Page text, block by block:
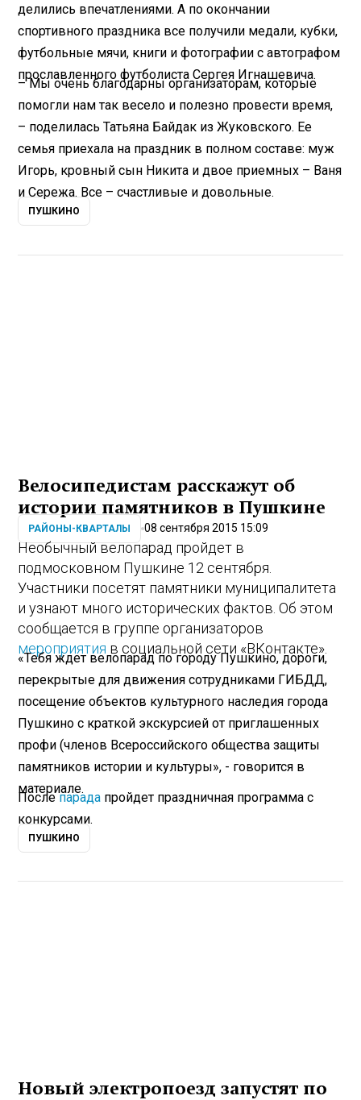
делились впечатлениями. А по окончании
спортивного праздника все получили медали, кубки,
футбольные мячи, книги и фотографии с автографом
прославленного футболиста Сергея Игнашевича.
– Мы очень благодарны организаторам, которые
помогли нам так весело и полезно провести время,
– поделилась Татьяна Байдак из Жуковского. Ее
семья приехала на праздник в полном составе: муж
Игорь, кровный сын Никита и двое приемных – Ваня
и Сережа. Все – счастливые и довольные.
ПУШКИНО
Велосипедистам расскажут об
истории памятников в Пушкине
РАЙОНЫ-КВАРТАЛЫ 08 сентября 2015 15:09
Необычный велопарад пройдет в
подмосковном Пушкине 12 сентября.
Участники посетят памятники муниципалитета
и узнают много исторических фактов. Об этом
сообщается в группе организаторов
мероприятия в социальной сети «ВКонтакте».
«Тебя ждет велопарад по городу Пушкино, дороги,
перекрытые для движения сотрудниками ГИБДД,
посещение объектов культурного наследия города
Пушкино с краткой экскурсией от приглашенных
профи (членов Всероссийского общества защиты
памятников истории и культуры», - говорится в
материале.
Послепарада пройдет праздничная программа с
конкурсами.
ПУШКИНО
Новый электропоезд запустят по